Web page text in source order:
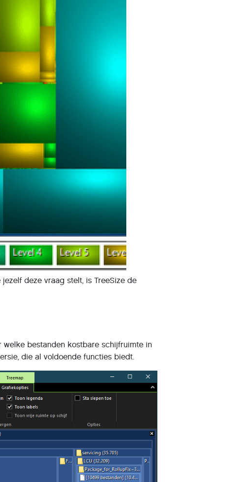
deze vraag stelt, is TreeSize de
bestanden kostbare schijfruimte in
die al voldoende functies biedt.